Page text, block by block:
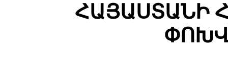
ՀԱՅԱՍՏԱՆԻ